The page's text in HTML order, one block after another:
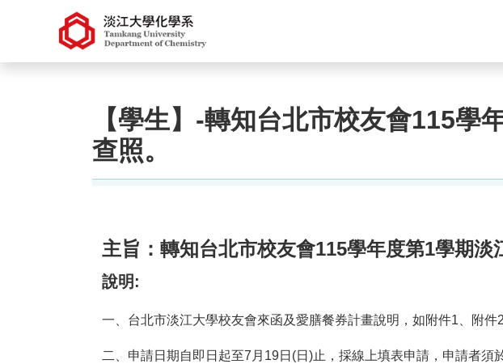
【學生】-轉知台北市校友會115
查照。
主旨：轉知台北市校友會115學年度第1學期淡
說明:
一、台北市淡江大學校友會來函及愛膳餐券計畫說明，如附件1、附件2
二、申請日期自即日起至7月19日(日)止，採線上填表申請，申請者須